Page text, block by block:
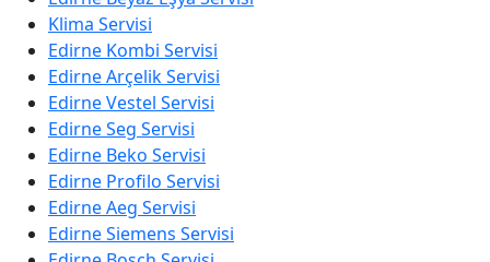
Klima Servisi
Edirne Kombi Servisi
Edirne Arçelik Servisi
Edirne Vestel Servisi
Edirne Seg Servisi
Edirne Beko Servisi
Edirne Profilo Servisi
Edirne Aeg Servisi
Edirne Siemens Servisi